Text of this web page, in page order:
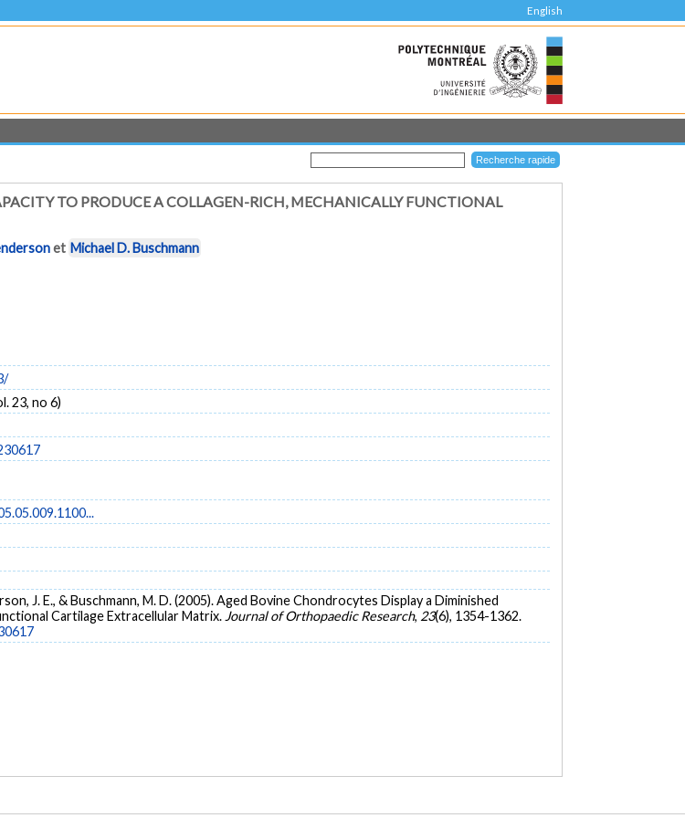
English
TO PRODUCE A COLLAGEN-RICH, MECHANICALLY FUNCTIONAL
et Michael D. Buschmann
23, no 6)
J. E., & Buschmann, M. D. (2005). Aged Bovine Chondrocytes Display a Diminished
Cartilage Extracellular Matrix. Journal of Orthopaedic Research, 23(6), 1354-1362.